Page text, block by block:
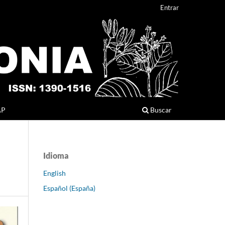
Buscar
Entrar
Idioma
English
Español (España)